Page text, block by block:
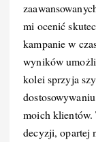
mi ocenić
kampanie w
wyników
kolei sprzyja
moich klientów.
decyzji, opartej